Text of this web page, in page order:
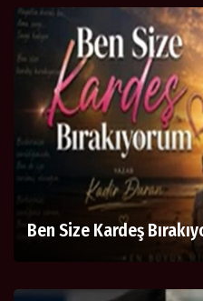
Ben Size Kardeş